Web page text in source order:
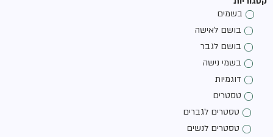
בשמים
בושם לאישה
בושם לגבר
בשמי נישה
דוגמיות
טסטרים
טסטרים לגברים
טסטרים לנשים